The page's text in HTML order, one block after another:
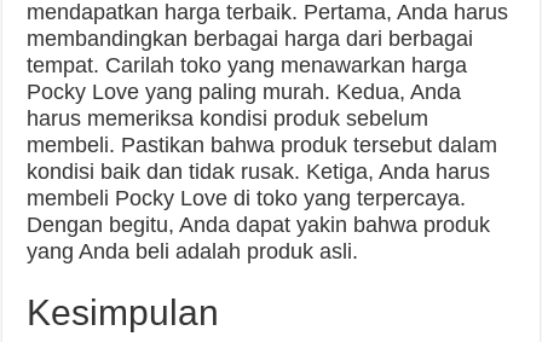
mendapatkan harga terbaik. Pertama, Anda harus
membandingkan berbagai harga dari berbagai
tempat. Carilah toko yang menawarkan harga
Pocky Love yang paling murah. Kedua, Anda
harus memeriksa kondisi produk sebelum
membeli. Pastikan bahwa produk tersebut dalam
kondisi baik dan tidak rusak. Ketiga, Anda harus
membeli Pocky Love di toko yang terpercaya.
Dengan begitu, Anda dapat yakin bahwa produk
yang Anda beli adalah produk asli.
Kesimpulan